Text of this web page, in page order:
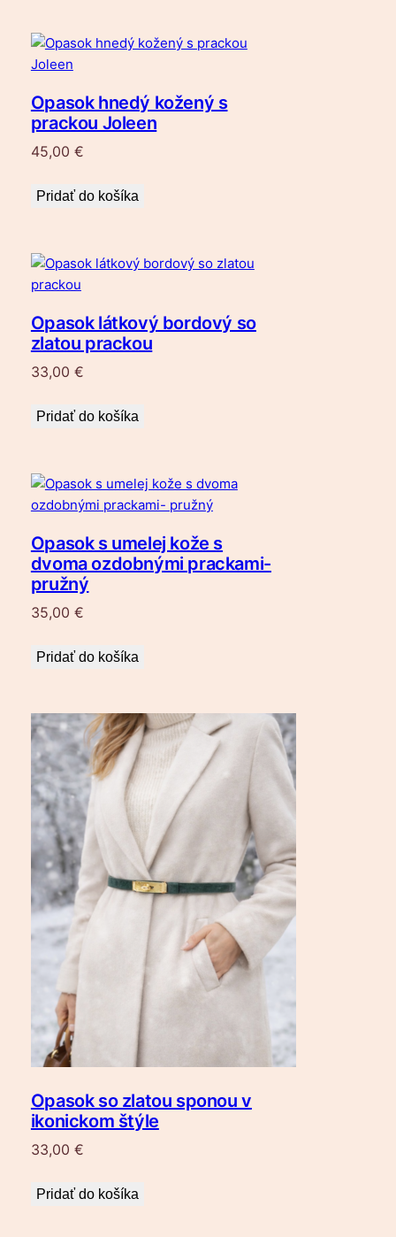
Opasok hnedý kožený s
prackou Joleen
45,00 €
Pridať do košíka
Opasok látkový bordový so
zlatou prackou
33,00 €
Pridať do košíka
Opasok s umelej kože s
dvoma ozdobnými prackami-
pružný
35,00 €
Pridať do košíka
Opasok so zlatou sponou v
ikonickom štýle
33,00 €
Pridať do košíka